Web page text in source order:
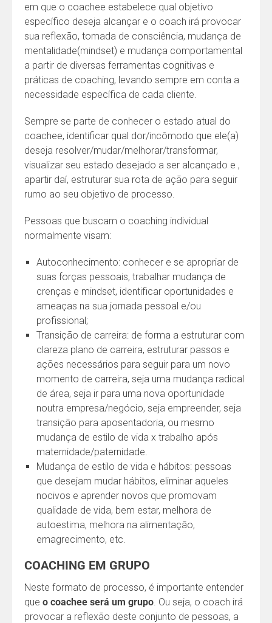
em que o coachee estabelece qual objetivo
específico deseja alcançar e o coach irá provocar
sua reflexão, tomada de consciência, mudança de
mentalidade(mindset) e mudança comportamental
a partir de diversas ferramentas cognitivas e
práticas de coaching, levando sempre em conta a
necessidade específica de cada cliente.
Sempre se parte de conhecer o estado atual do
coachee, identificar qual dor/incômodo que ele(a)
deseja resolver/mudar/melhorar/transformar,
visualizar seu estado desejado a ser alcançado e ,
apartir daí, estruturar sua rota de ação para seguir
rumo ao seu objetivo de processo.
Pessoas que buscam o coaching individual
normalmente visam:
Autoconhecimento: conhecer e se apropriar de
suas forças pessoais, trabalhar mudança de
crenças e mindset, identificar oportunidades e
ameaças na sua jornada pessoal e/ou
profissional;
Transição de carreira: de forma a estruturar com
clareza plano de carreira, estruturar passos e
ações necessários para seguir para um novo
momento de carreira, seja uma mudança radical
de área, seja ir para uma nova oportunidade
noutra empresa/negócio, seja empreender, seja
transição para aposentadoria, ou mesmo
mudança de estilo de vida x trabalho após
maternidade/paternidade.
Mudança de estilo de vida e hábitos: pessoas
que desejam mudar hábitos, eliminar aqueles
nocivos e aprender novos que promovam
qualidade de vida, bem estar, melhora de
autoestima, melhora na alimentação,
emagrecimento, etc.
COACHING EM GRUPO
Neste formato de processo, é importante entender
que o coachee será um grupo . Ou seja, o coach irá
provocar a reflexão deste conjunto de pessoas, a